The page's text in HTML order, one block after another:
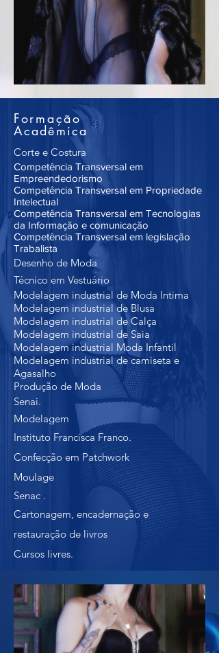
Formação
Acadêmica
Corte e Costura
Competência Transversal em
Empreendedorismo
Competência Transversal em Propriedade
Intelectual
Competência Transversal em Tecnologias
da Informação e comunicação
Competência Transversal em legislação
Trabalista
Desenho de Moda
Técnico em Vestuário
Modelagem industrial de Moda Intima
Modelagem industrial de Blusa
Modelagem industrial de Calça
Modelagem industrial de Saia
Modelagem industrial Moda Infantil
Modelagem industrial de camiseta e
Agasalho
Produção de Moda
Senai.
Modelagem
Instituto Francisca Franco.
Confecção em Patchwork
Moulage
Senac .
Cartonagem, encadernação e
restauração de livros
Cursos livres.